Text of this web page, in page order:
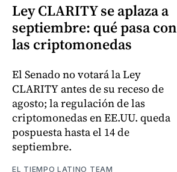
Ley CLARITY se aplaza a
septiembre: qué pasa con
las criptomonedas
El Senado no votará la Ley
CLARITY antes de su receso de
agosto; la regulación de las
criptomonedas en EE.UU. queda
pospuesta hasta el 14 de
septiembre.
EL TIEMPO LATINO TEAM